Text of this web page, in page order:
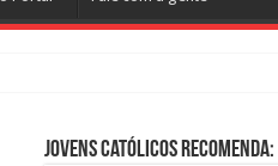
Católicos no Cinema
Jovens Católicos Recomenda: